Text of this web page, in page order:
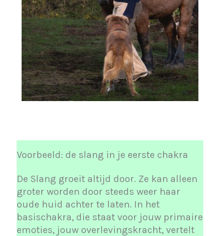
Voorbeeld: de slang in je eerste chakra
De Slang groeit altijd door. Ze kan alleen
groter worden door steeds weer haar
oude huid achter te laten. In het
basischakra, die staat voor jouw primaire
emoties, jouw overlevingskracht, vertelt